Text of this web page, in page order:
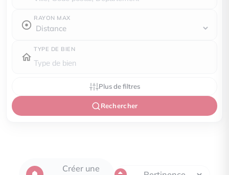
RAYON MAX
TYPE DE BIEN
Plus de filtres
Rechercher
Créer une